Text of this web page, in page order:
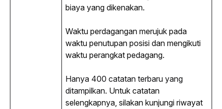
biaya yang dikenakan.
Waktu perdagangan merujuk pada
waktu penutupan posisi dan mengikuti
waktu perangkat pedagang.
Hanya 400 catatan terbaru yang
ditampilkan. Untuk catatan
selengkapnya, silakan kunjungi riwayat